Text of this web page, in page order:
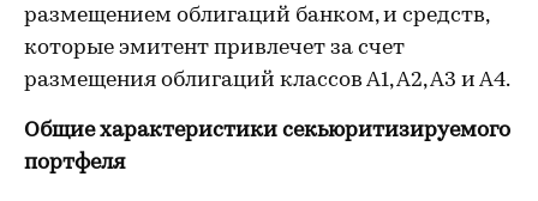
размещением облигаций банком, и средств,
которые эмитент привлечет за счет
размещения облигаций классов А1, А2, А3 и А4.
Общие характеристики секьюритизируемого
портфеля